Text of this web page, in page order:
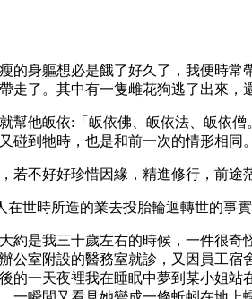
身軀想必是餓了好久了，我便時
了。其中有一隻雌花狗逃了出來，
幫他皈依:「皈依佛、皈依法、皈依
到牠時，也是和前一次的情形相
不好好珍惜因緣，精進修行，前途
世時所造的業去投胎輪迴轉世的事實
約是我三十歲左右的時候，一件很
公室附設的醫務室就診，又因員工
一天夜裡我在睡眠中夢到某小姐